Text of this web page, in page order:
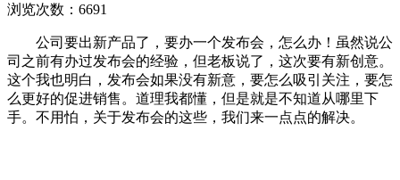
浏览次数：6691
公司要出新产品了，要办一个发布会，怎么办！虽然说公
司之前有办过发布会的经验，但老板说了，这次要有新创意。
这个我也明白，发布会如果没有新意，要怎么吸引关注，要怎
么更好的促进销售。道理我都懂，但是就是不知道从哪里下
手。不用怕，关于发布会的这些，我们来一点点的解决。